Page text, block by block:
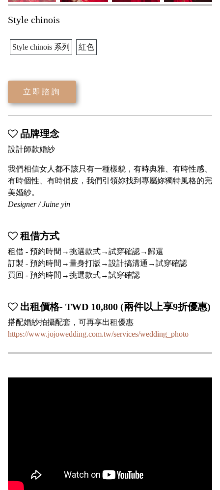
Style chinois
Style chinois 系列 紅色
立即諮詢
品牌理念
設計師款婚紗
我們相信女人都不該只有一種樣貌，有時典雅、有時性感、
有時個性、有時俏皮，我們引領妳找到專屬妳獨特風格的完
美婚紗。
Designer / Juine yin
租借方式
租借 - 預約時間→挑選款式→試穿確認→歸還
訂製 - 預約時間→量身打版→設計搞溝通→試穿確認
買回 - 預約時間→挑選款式→試穿確認
出租價格- TWD 10,800 (兩件以上享9折優惠)
搭配婚紗拍攝配套，可再享出租優惠
https://www.jojowedding.com.tw/services/wedding_photo